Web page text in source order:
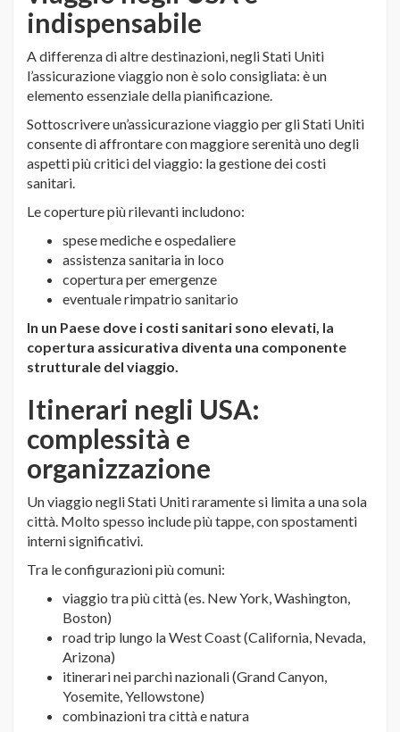
indispensabile
A differenza di altre destinazioni, negli Stati Uniti
l’assicurazione viaggio non è solo consigliata: è un
elemento essenziale della pianificazione.
Sottoscrivere un’assicurazione viaggio per gli Stati Uniti
consente di affrontare con maggiore serenità uno degli
aspetti più critici del viaggio: la gestione dei costi
sanitari.
Le coperture più rilevanti includono:
spese mediche e ospedaliere
assistenza sanitaria in loco
copertura per emergenze
eventuale rimpatrio sanitario
In un Paese dove i costi sanitari sono elevati, la
copertura assicurativa diventa una componente
strutturale del viaggio.
Itinerari negli USA:
complessità e
organizzazione
Un viaggio negli Stati Uniti raramente si limita a una sola
città. Molto spesso include più tappe, con spostamenti
interni significativi.
Tra le configurazioni più comuni:
viaggio tra più città (es. New York, Washington,
Boston)
road trip lungo la West Coast (California, Nevada,
Arizona)
itinerari nei parchi nazionali (Grand Canyon,
Yosemite, Yellowstone)
combinazioni tra città e natura